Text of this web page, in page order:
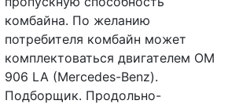
комбайна. По желанию
потребителя комбайн может
комплектоваться двигателем ОМ
906 LA (Mercedes-Benz).
Подборщик. Продольно-